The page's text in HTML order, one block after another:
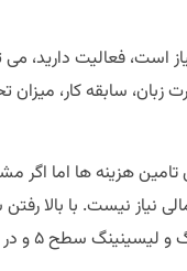
است، فعالیت دارید، می
زبان، سابقه کار،
هزینه ها اما اگر
نیاز نیست. با بالا
خواهد شد.